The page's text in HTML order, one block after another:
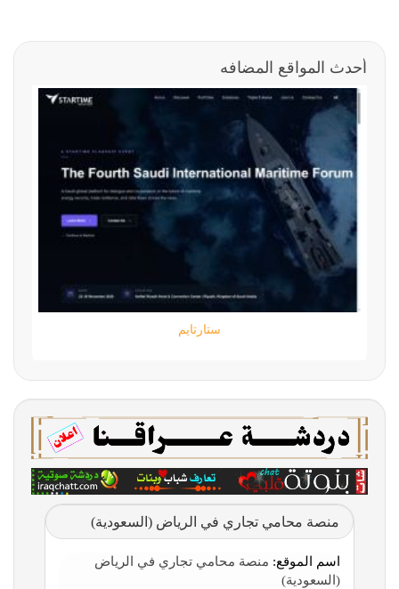
أحدث المواقع المضافه
ستارتايم
منصة محامي تجاري في الرياض (السعودية)
اسم الموقع: منصة محامي تجاري في الرياض
(السعودية)